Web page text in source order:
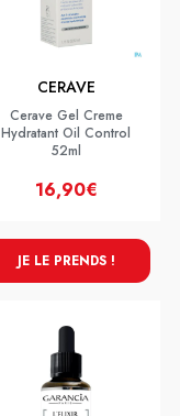
CERAVE
Cerave Gel Creme
Hydratant Oil Control
52ml
16,90€
JE LE PRENDS !